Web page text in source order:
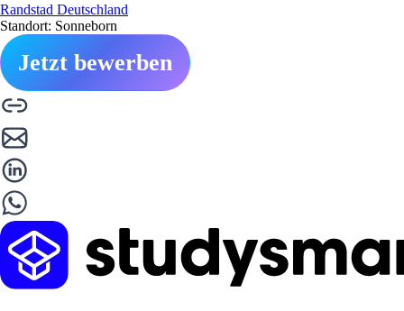
Randstad Deutschland
Standort: Sonneborn
Jetzt bewerben